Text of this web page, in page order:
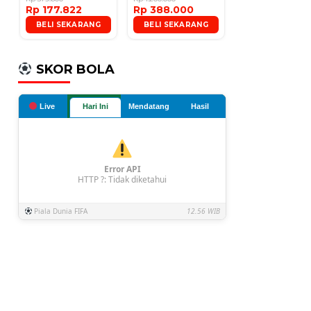
Rp 177.822
BELI SEKARANG
Microphone
Rp 388.000
BELI SEKARANG
SKOR BOLA
Live Hari Ini Mendatang Hasil
Error API
HTTP ?: Tidak diketahui
Piala Dunia FIFA 12.56 WIB